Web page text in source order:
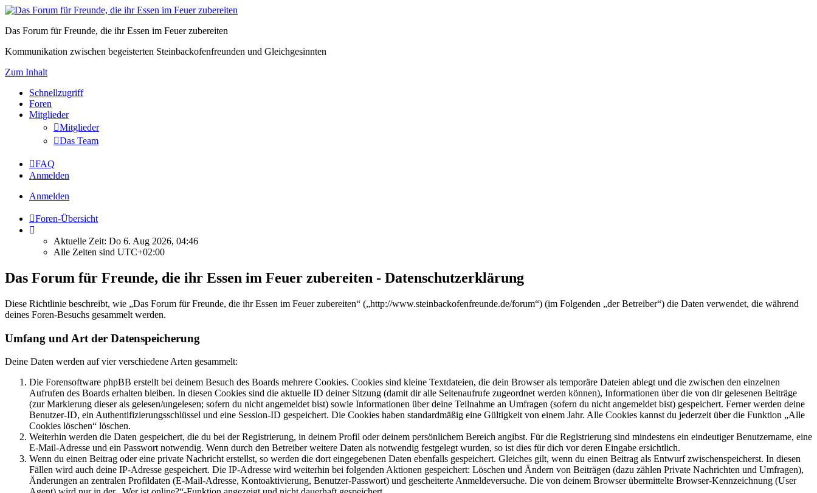
Das Forum für Freunde, die ihr Essen im Feuer zubereiten
Kommunikation zwischen begeisterten Steinbackofenfreunden und Gleichgesinnten
Zum Inhalt
Schnellzugriff
Foren
Mitglieder
Mitglieder
Das Team
FAQ
Anmelden
Anmelden
Foren-Übersicht
Aktuelle Zeit: Do 6. Aug 2026, 04:46
Alle Zeiten sind UTC+02:00
Das Forum für Freunde, die ihr Essen im Feuer zubereiten - Datenschutzerklärung
Diese Richtlinie beschreibt, wie „Das Forum für Freunde, die ihr Essen im Feuer zubereiten“ („http://www.steinbackofenfreunde.de/forum“) (im Folgenden „der Betreiber“) die Daten verwendet, die während
deines Foren-Besuchs gesammelt werden.
Umfang und Art der Datenspeicherung
Deine Daten werden auf vier verschiedene Arten gesammelt:
Die Forensoftware phpBB erstellt bei deinem Besuch des Boards mehrere Cookies. Cookies sind kleine Textdateien, die dein Browser als temporäre Dateien ablegt und die zwischen den einzelnen
Aufrufen des Boards erhalten bleiben. In diesen Cookies sind die aktuelle ID deiner Sitzung (damit dir alle Seitenaufrufe zugeordnet werden können), Informationen über die von dir gelesenen Beiträge
(zur Markierung dieser als gelesen/ungelesen; sofern du nicht angemeldet bist) sowie Informationen über deine Teilnahme an Umfragen (sofern du nicht angemeldet bist) gespeichert. Ferner werden deine
Benutzer-ID, ein Authentifizierungsschlüssel und eine Session-ID gespeichert. Die Cookies haben standardmäßig eine Gültigkeit von einem Jahr. Alle Cookies kannst du jederzeit über die Funktion „Alle
Cookies löschen“ löschen.
Weiterhin werden die Daten gespeichert, die du bei der Registrierung, in deinem Profil oder deinem persönlichem Bereich angibst. Für die Registrierung sind mindestens ein eindeutiger Benutzername, eine
E-Mail-Adresse und ein Passwort notwendig. Wenn durch den Betreiber weitere Daten als notwendig festgelegt wurden, so ist dies für dich vor deren Eingabe ersichtlich.
Wenn du einen Beitrag oder eine private Nachricht erstellst, so werden die dort eingegebenen Daten ebenfalls gespeichert. Gleiches gilt, wenn du einen Beitrag als Entwurf zwischenspeicherst. In diesen
Fällen wird auch deine IP-Adresse gespeichert. Die IP-Adresse wird weiterhin bei folgenden Aktionen gespeichert: Löschen und Ändern von Beiträgen (dazu zählen Private Nachrichten und Umfragen),
Änderungen an zentralen Profildaten (E-Mail-Adresse, Kontoaktivierung, Benutzer-Passwort) und gescheiterte Anmeldeversuche. Die von deinem Browser übermittelte Browser-Kennzeichnung (User